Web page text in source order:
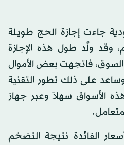
جاءت إجازة الحج طويلة
وقد ولَّد طول هذه الإجازة
فاتجهت بعض الأموال
على ذلك تطور التقنية
الأسواق سهلاً وعبر جهاز
الفائدة نتيجة التضخم